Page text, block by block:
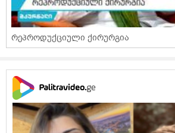
რეპროდუქციული ქირურგია